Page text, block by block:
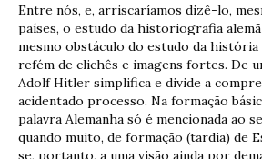
Entre nós, e, arriscaríamos dizê-lo,
países, o estudo da historiografia
mesmo obstáculo do estudo da história
refém de clichês e imagens fortes. De
Adolf Hitler simplifica e divide a
acidentado processo. Na formação
palavra Alemanha só é mencionada ao
quando muito, de formação (tardia) de
se, portanto, a uma visão ainda por